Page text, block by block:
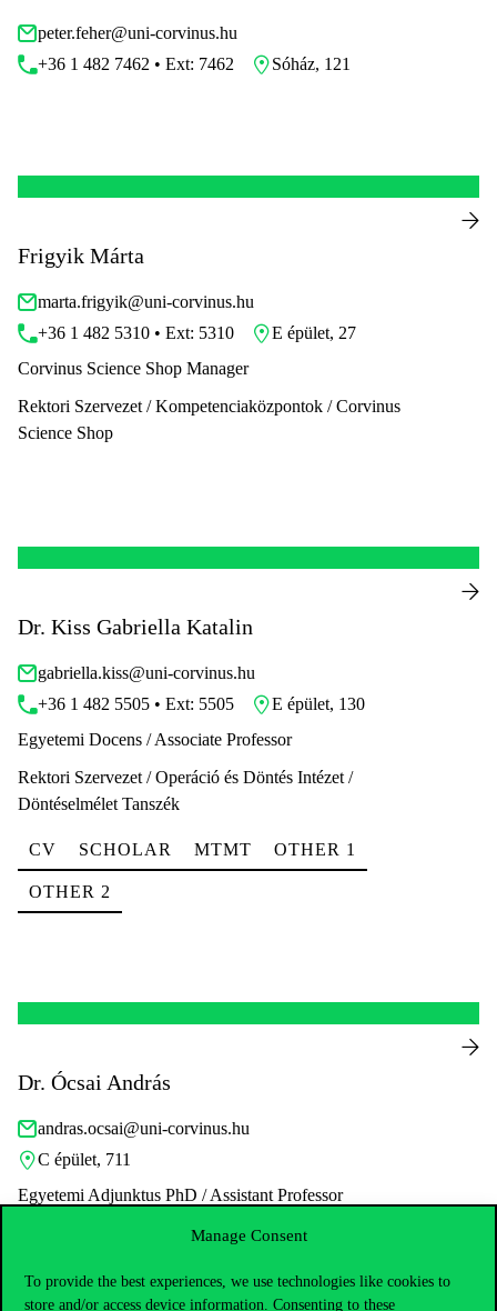
Manage Consent
To provide the best experiences, we use technologies like cookies to
store and/or access device information. Consenting to these
peter.feher@uni-corvinus.hu
+36 1 482 7462 • Ext: 7462
Sóház, 121
Frigyik Márta
marta.frigyik@uni-corvinus.hu
+36 1 482 5310 • Ext: 5310
E épület, 27
Corvinus Science Shop Manager
Rektori Szervezet / Kompetenciaközpontok / Corvinus
Science Shop
Dr. Kiss Gabriella Katalin
gabriella.kiss@uni-corvinus.hu
+36 1 482 5505 • Ext: 5505
E épület, 130
Egyetemi Docens / Associate Professor
Rektori Szervezet / Operáció és Döntés Intézet /
Döntéselmélet Tanszék
CV SCHOLAR MTMT OTHER 1
OTHER 2
Dr. Ócsai András
andras.ocsai@uni-corvinus.hu
C épület, 711
Egyetemi Adjunktus PhD / Assistant Professor
Rektori Szervezet / Kutatási és akadémiai közösségért
Gazdaságetikai Központ